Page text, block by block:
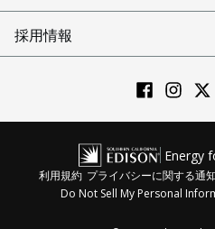
採用情報
Energy
利用規約 プライバシーに関する通知
Do Not Sell My Personal